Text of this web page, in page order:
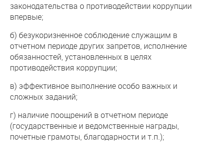
законодательства о противодействии коррупции
впервые;
б) безукоризненное соблюдение служащим в
отчетном периоде других запретов, исполнение
обязанностей, установленных в целях
противодействия коррупции;
в) эффективное выполнение особо важных и
сложных заданий;
г) наличие поощрений в отчетном периоде
(государственные и ведомственные награды,
почетные грамоты, благодарности и т.п.);